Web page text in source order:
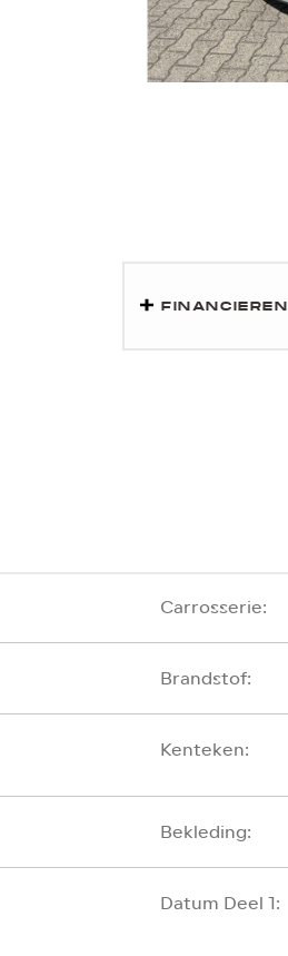
FINANCIEREN
Carrosserie:
Brandstof:
Kenteken:
Bekleding:
Datum Deel 1: